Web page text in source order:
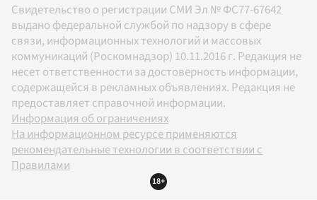
Свидетельство о регистрации СМИ Эл № ФС77-67642
выдано федеральной службой по надзору в сфере
связи, информационных технологий и массовых
коммуникаций (Роскомнадзор) 10.11.2016 г. Редакция не
несет ответственности за достоверность информации,
содержащейся в рекламных объявлениях. Редакция не
предоставляет справочной информации.
Информация об ограничениях
На информационном ресурсе применяются
рекомендательные технологии в соответствии с
Правилами
18+